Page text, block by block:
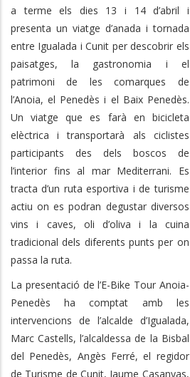
a terme els dies 13 i 14 d’abril i
presenta un viatge d’anada i tornada
entre Igualada i Cunit per descobrir els
paisatges, la gastronomia i el
patrimoni de les comarques de
l’Anoia, el Penedès i el Baix Penedès.
Un viatge que es farà en bicicleta
elèctrica i transportarà als ciclistes
participants des dels boscos de
l’interior fins al mar Mediterrani. Es
tracta d’un ruta esportiva i de turisme
actiu on es podran degustar diversos
vins i caves, oli d’oliva i la cuina
tradicional dels diferents punts per on
passa la ruta.
La presentació de l’E-Bike Tour Anoia-
Penedès ha comptat amb les
intervencions de l’alcalde d’Igualada,
Marc Castells, l’alcaldessa de la Bisbal
del Penedès, Angès Ferré, el regidor
de Turisme de Cunit, Jaume Casanyas,